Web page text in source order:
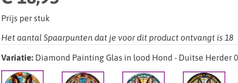
Prijs per stuk
Het aantal Spaarpunten dat je voor dit product ontvangt is 18
Variatie: Diamond Painting Glas in lood Hond - Duitse Herder